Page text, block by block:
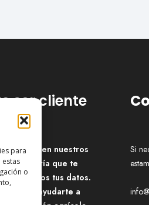
para
estas
o
ser cliente
en nuestros
te gustaría que te
déjanos tus datos.
aquí para ayudarte a
Si